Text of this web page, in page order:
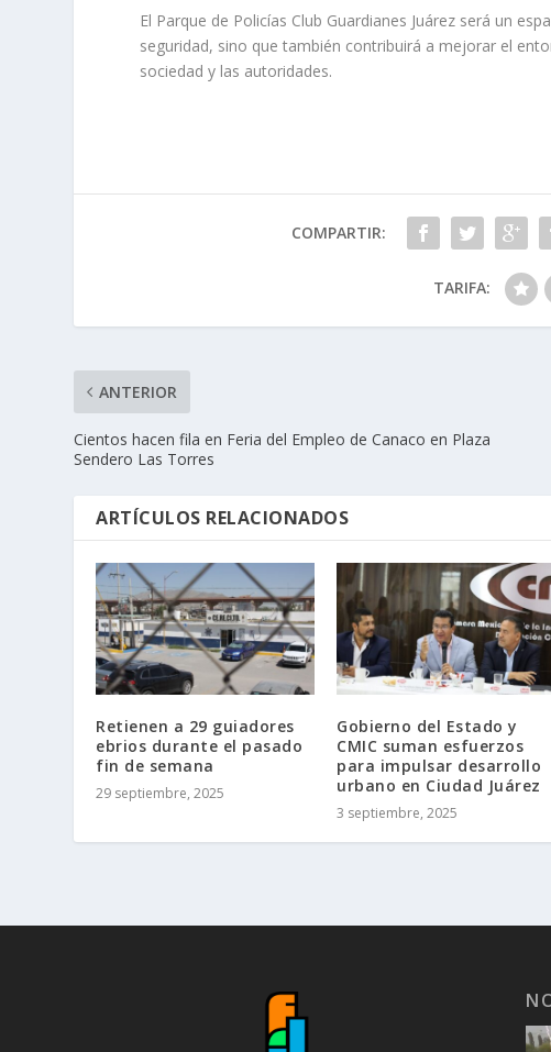
El Parque de Policías Club Guardianes Juárez será un
seguridad, sino que también contribuirá a mejorar el
sociedad y las autoridades.
COMPARTIR:
TARIFA:
ANTERIOR
Cientos hacen fila en Feria del Empleo de Canaco en Plaza
Sendero Las Torres
ARTÍCULOS RELACIONADOS
Retienen a 29 guiadores
ebrios durante el pasado
fin de semana
29 septiembre, 2025
Gobierno del Estado y
CMIC suman esfuerzos
para impulsar desarrollo
urbano en Ciudad Juárez
3 septiembre, 2025